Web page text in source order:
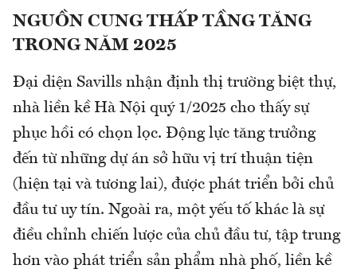
NGUỒN CUNG THẤP TẦNG TĂNG
TRONG NĂM 2025
Đại diện Savills nhận định thị trường biệt thự,
nhà liền kề Hà Nội quý 1/2025 cho thấy sự
phục hồi có chọn lọc. Động lực tăng trưởng
đến từ những dự án sở hữu vị trí thuận tiện
(hiện tại và tương lai), được phát triển bởi chủ
đầu tư uy tín. Ngoài ra, một yếu tố khác là sự
điều chỉnh chiến lược của chủ đầu tư, tập trung
hơn vào phát triển sản phẩm nhà phố, liền kề